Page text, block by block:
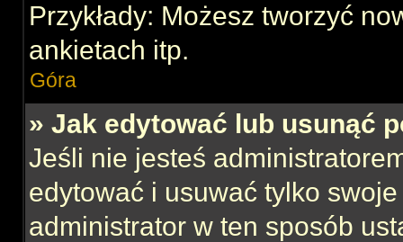
Przykłady: Możesz tworzyć
ankietach itp.
Góra
» Jak edytować lub usunąć
Jeśli nie jesteś
edytować i usuwać tylko
administrator w ten sposób